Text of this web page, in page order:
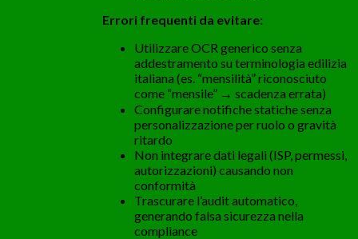
Errori frequenti da evitare:
Utilizzare OCR generico senza
addestramento su terminologia edilizia
italiana (es. “mensilità” riconosciuto
come “mensile” → scadenza errata)
Configurare notifiche statiche senza
personalizzazione per ruolo o gravità
ritardo
Non integrare dati legali (ISP, permessi,
autorizzazioni) causando non
conformità
Trascurare l’audit automatico,
generando falsa sicurezza nella
compliance